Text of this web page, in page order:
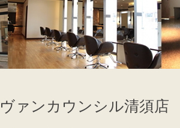
ヴァンカウンシル清須店